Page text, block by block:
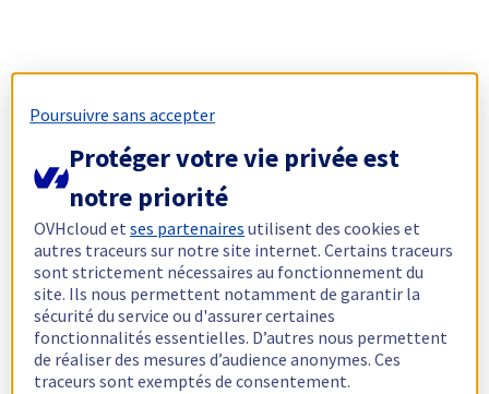
Poursuivre sans accepter
Protéger votre vie privée est
notre priorité
OVHcloud etses partenaires utilisent des cookies et
autres traceurs sur notre site internet. Certains traceurs
sont strictement nécessaires au fonctionnement du
site. Ils nous permettent notamment de garantir la
sécurité du service ou d'assurer certaines
fonctionnalités essentielles. D’autres nous permettent
de réaliser des mesures d’audience anonymes. Ces
traceurs sont exemptés de consentement.